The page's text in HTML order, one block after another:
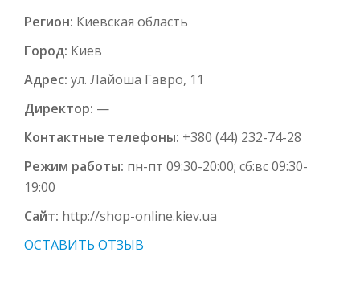
Регион: Киевская область
Город: Киев
Адрес: ул. Лайоша Гавро, 11
Директор: —
Контактные телефоны: +380 (44) 232-74-28
Режим работы: пн-пт 09:30-20:00; сб:вс 09:30-
19:00
Сайт: http://shop-online.kiev.ua
ОСТАВИТЬ ОТЗЫВ